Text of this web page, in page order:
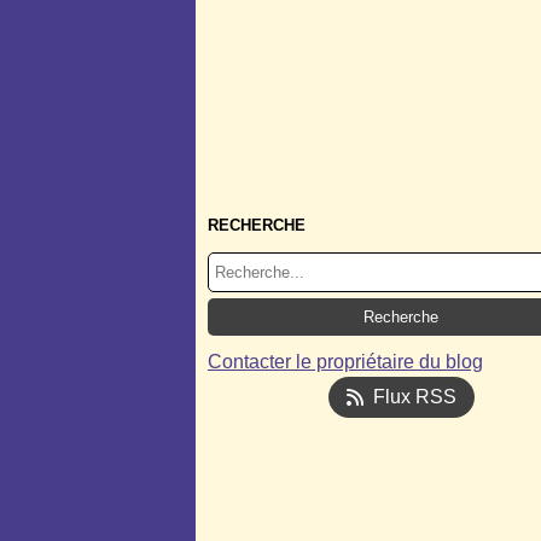
RECHERCHE
Contacter le propriétaire du blog
Flux RSS